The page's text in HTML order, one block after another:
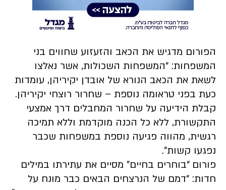
הפורום מדגיש את הכאב והזעזוע שחווים בני
המשפחות: “המשפחות השכולות, אשר נאלצו
לשאת את הכאב הנורא של אובדן יקיריהן, עומדות
כעת בפני טראומה נוספת – שחרור רוצחי יקיריהן.
קבלת הידיעה על שחרור המחבלים דרך אמצעי
התקשורת, ללא כל הכנה מוקדמת וללא תמיכה
רגשית, מהווה פגיעה נוספת במשפחות שכבר
נפגעו קשות".
פורום “בוחרים בחיים” מסיים את עתירתו במילים
חדות: “דמם של הנרצחים הבאים כבר מונח על